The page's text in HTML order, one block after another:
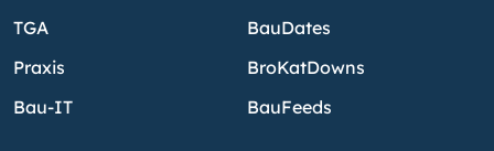
TGA
Praxis
Bau-IT
BauDates
BroKatDowns
BauFeeds